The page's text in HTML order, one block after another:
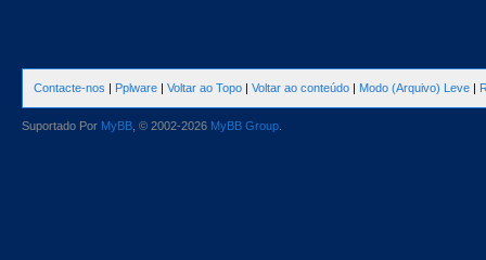
Contacte-nos | Pplware | Voltar ao Topo | Voltar ao conteúdo | Modo (Arquivo) Leve |
Suportado Por MyBB , © 2002-2026 MyBB Group